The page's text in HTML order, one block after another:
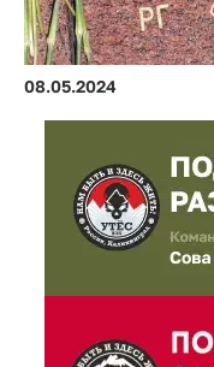
08.05.2024